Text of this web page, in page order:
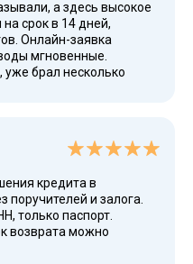
а здесь высокое
срок в 14 дней,
Онлайн-заявка
мгновенные.
уже брал несколько
кредита в
и залога.
только паспорт.
возврата можно